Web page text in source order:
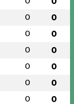
0 0
0 0
0 0
0 0
0 0
0 0